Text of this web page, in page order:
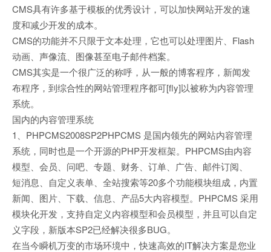
CMS具有许多基于模板的优秀设计，可以加快网站开发的速
度和减少开发的成本。
CMS的功能并不只限于文本处理，它也可以处理图片、Flash
动画、声像流、图像甚至电子邮件档案。
CMS其实是一个很广泛的称呼，从一般的博客程序，新闻发
布程序，到综合性的网站管理程序都可[fly]以被称为内容管理
系统。
国内的内容管理系统
1、PHPCMS2008SP2PHPCMS 是国内领先的网站内容管理
系统，同时也是一个开源的PHP开发框架。PHPCMS由内容
模型、会员、问吧、专题、财务、订单、广告、邮件订阅、
短消息、自定义表单、全站搜索等20多个功能模块组成，内置
新闻、图片、下载、信息、产品5大内容模型。PHPCMS 采用
模块化开发，支持自定义内容模型和会员模型，并且可以自定
义字段，新版本SP2已经解决很多BUG。
在当今瞬机万变的市场环境中，快速高效的IT解决方案是您业